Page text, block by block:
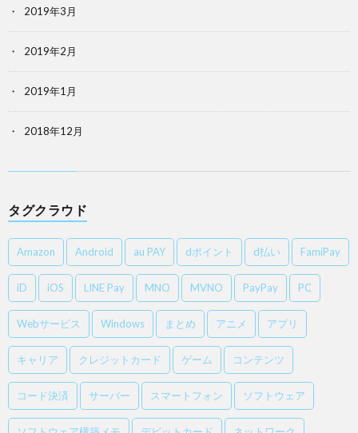
2019年3月
2019年2月
2019年1月
2018年12月
タグクラウド
Amazon Android au PAY dポイント d払い FamiPay
iD iOS LINE Pay MNO MVNO PayPay PC
Webサービス Windows まとめ アニメ アプリ
キャリア クレジットカード ゲーム コンテンツ
コード決済 サーバー スマートフォン ソフトウェア